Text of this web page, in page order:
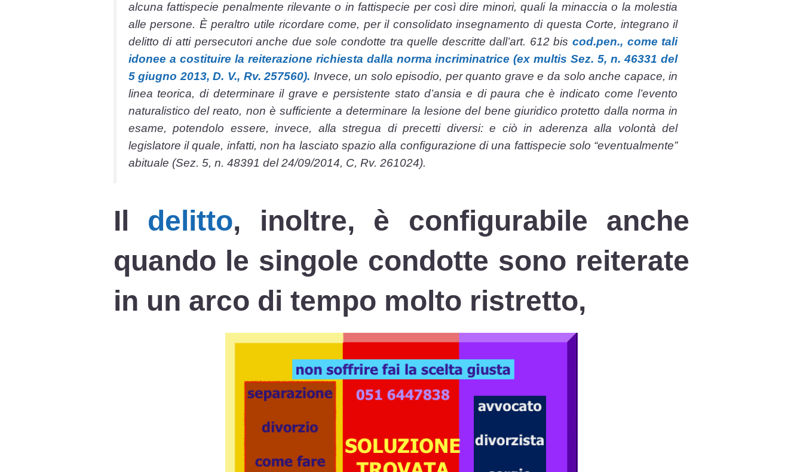
alcuna fattispecie penalmente rilevante o in fattispecie per così dire minori, quali la minaccia o la molestia
alle persone. È peraltro utile ricordare come, per il consolidato insegnamento di questa Corte, integrano il
delitto di atti persecutori anche due sole condotte tra quelle descritte dall’art. 612 biscod.pen., come tali
idonee a costituire la reiterazione richiesta dalla norma incriminatrice (ex multis Sez. 5, n. 46331 del
5 giugno 2013, D. V., Rv. 257560). Invece, un solo episodio, per quanto grave e da solo anche capace, in
linea teorica, di determinare il grave e persistente stato d’ansia e di paura che è indicato come l’evento
naturalistico del reato, non è sufficiente a determinare la lesione del bene giuridico protetto dalla norma in
esame, potendolo essere, invece, alla stregua di precetti diversi: e ciò in aderenza alla volontà del
legislatore il quale, infatti, non ha lasciato spazio alla configurazione di una fattispecie solo “eventualmente”
abituale (Sez. 5, n. 48391 del 24/09/2014, C, Rv. 261024).
Il delitto, inoltre, è configurabile anche
quando le singole condotte sono reiterate
in un arco di tempo molto ristretto,